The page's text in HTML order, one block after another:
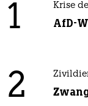
1 Krise
AfD-
2